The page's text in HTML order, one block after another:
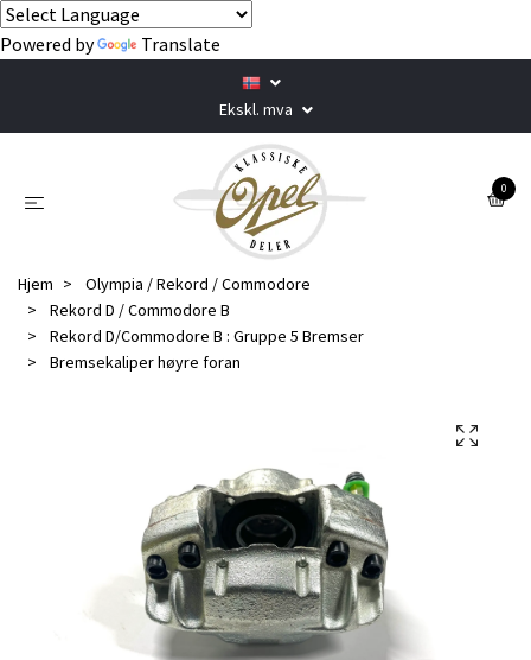
Powered by Translate
Ekskl. mva
0
Hjem
Olympia / Rekord / Commodore
Rekord D / Commodore B
Rekord D/Commodore B : Gruppe 5 Bremser
Bremsekaliper høyre foran